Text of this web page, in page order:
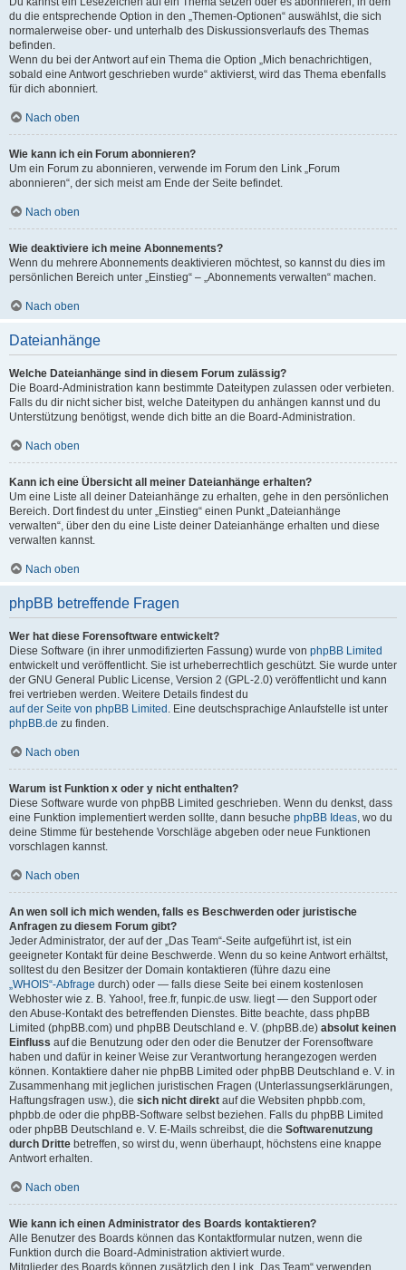
du die entsprechende Option in den „Themen-Optionen“ auswählst, die sich
normalerweise ober- und unterhalb des Diskussionsverlaufs des Themas
befinden.
Wenn du bei der Antwort auf ein Thema die Option „Mich benachrichtigen,
sobald eine Antwort geschrieben wurde“ aktivierst, wird das Thema ebenfalls
für dich abonniert.
Nach oben
Wie kann ich ein Forum abonnieren?
Um ein Forum zu abonnieren, verwende im Forum den Link „Forum
abonnieren“, der sich meist am Ende der Seite befindet.
Nach oben
Wie deaktiviere ich meine Abonnements?
Wenn du mehrere Abonnements deaktivieren möchtest, so kannst du dies im
persönlichen Bereich unter „Einstieg“ – „Abonnements verwalten“ machen.
Nach oben
Dateianhänge
Welche Dateianhänge sind in diesem Forum zulässig?
Die Board-Administration kann bestimmte Dateitypen zulassen oder verbieten.
Falls du dir nicht sicher bist, welche Dateitypen du anhängen kannst und du
Unterstützung benötigst, wende dich bitte an die Board-Administration.
Nach oben
Kann ich eine Übersicht all meiner Dateianhänge erhalten?
Um eine Liste all deiner Dateianhänge zu erhalten, gehe in den persönlichen
Bereich. Dort findest du unter „Einstieg“ einen Punkt „Dateianhänge
verwalten“, über den du eine Liste deiner Dateianhänge erhalten und diese
verwalten kannst.
Nach oben
phpBB betreffende Fragen
Wer hat diese Forensoftware entwickelt?
Diese Software (in ihrer unmodifizierten Fassung) wurde von phpBB Limited
entwickelt und veröffentlicht. Sie ist urheberrechtlich geschützt. Sie wurde unter
der GNU General Public License, Version 2 (GPL-2.0) veröffentlicht und kann
frei vertrieben werden. Weitere Details findest du
auf der Seite von phpBB Limited . Eine deutschsprachige Anlaufstelle ist unter
phpBB.de zu finden.
Nach oben
Warum ist Funktion x oder y nicht enthalten?
Diese Software wurde von phpBB Limited geschrieben. Wenn du denkst, dass
eine Funktion implementiert werden sollte, dann besuche phpBB Ideas, wo du
deine Stimme für bestehende Vorschläge abgeben oder neue Funktionen
vorschlagen kannst.
Nach oben
An wen soll ich mich wenden, falls es Beschwerden oder juristische
Anfragen zu diesem Forum gibt?
Jeder Administrator, der auf der „Das Team“-Seite aufgeführt ist, ist ein
geeigneter Kontakt für deine Beschwerde. Wenn du so keine Antwort erhältst,
solltest du den Besitzer der Domain kontaktieren (führe dazu eine
„WHOIS“-Abfrage durch) oder — falls diese Seite bei einem kostenlosen
Webhoster wie z. B. Yahoo!, free.fr, funpic.de usw. liegt — den Support oder
den Abuse-Kontakt des betreffenden Dienstes. Bitte beachte, dass phpBB
Limited (phpBB.com) und phpBB Deutschland e. V. (phpBB.de) absolut keinen
Einfluss auf die Benutzung oder den oder die Benutzer der Forensoftware
haben und dafür in keiner Weise zur Verantwortung herangezogen werden
können. Kontaktiere daher nie phpBB Limited oder phpBB Deutschland e. V. in
Zusammenhang mit jeglichen juristischen Fragen (Unterlassungserklärungen,
Haftungsfragen usw.), die sich nicht direkt auf die Websiten phpbb.com,
phpbb.de oder die phpBB-Software selbst beziehen. Falls du phpBB Limited
oder phpBB Deutschland e. V. E-Mails schreibst, die die Softwarenutzung
durch Dritte betreffen, so wirst du, wenn überhaupt, höchstens eine knappe
Antwort erhalten.
Nach oben
Wie kann ich einen Administrator des Boards kontaktieren?
Alle Benutzer des Boards können das Kontaktformular nutzen, wenn die
Funktion durch die Board-Administration aktiviert wurde.
Mitglieder des Boards können zusätzlich den Link „Das Team“ verwenden.